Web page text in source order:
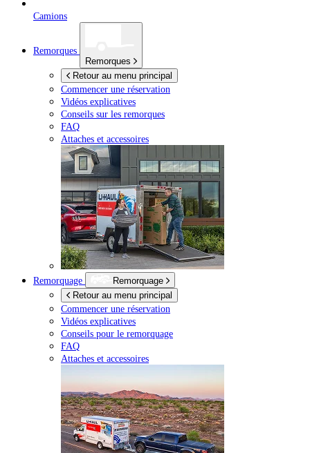
Camions
Remorques
Remorques
Retour au menu principal
Commencer une réservation
Vidéos explicatives
Conseils sur les remorques
FAQ
Attaches et accessoires
Remorquage
Remorquage
Retour au menu principal
Commencer une réservation
Vidéos explicatives
Conseils pour le remorquage
FAQ
Attaches et accessoires